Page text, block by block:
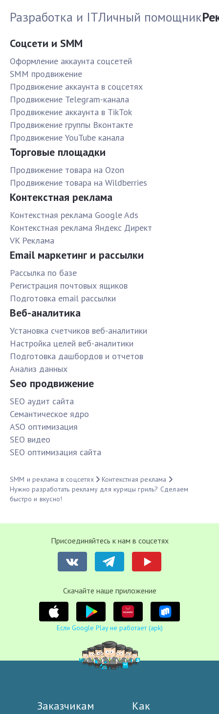
Разработка и ITЛичный помощник
Соцсети и SMM
Оформление аккаунта соцсетей
SMM продвижение
Продвижение аккаунта в соцсетях
Продвижение Telegram-канала
Продвижение аккаунта в TikTok
Продвижение группы Вконтакте
Продвижение YouTube канала
Торговые площадки
Продвижение товара на Ozon
Продвижение товара на Wildberries
Контекстная реклама
Контекстная реклама Google Ads
Контекстная реклама Яндекс Директ
VK Реклама
Email маркетинг и рассылки
Рассылка по базе
Pегистрация почтовых ящиков
Подготовка email рассылки
Веб-аналитика
Установка счетчиков веб-аналитики
Настройка целей веб-аналитики
Подготовка дашбордов и отчетов
Анализ данных
Seo продвижение
SЕО аудит сайта
Семантическое ядро
ASO оптимизация
SЕО видео
SЕО оптимизация сайта
SMM и реклама в соцсетях
Контекстная реклама
Нужно разработать рекламу для курицы гриль? Сделаем
быстро и вкусно!
Присоединяйтесь к нам в соцсетях
Cкачайте наше приложение
Если Google Play не работает (apk)
Заказчикам
Как